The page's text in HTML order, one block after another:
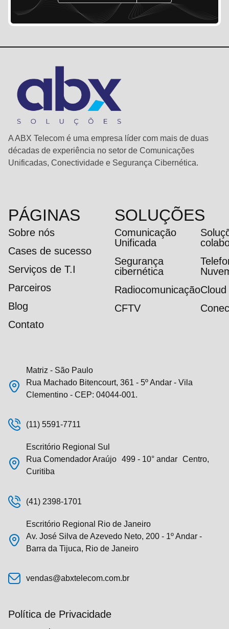
A ABX Telecom é uma empresa líder com mais de duas
décadas de experiência no setor de Comunicações
Unificadas, Conectividade e Segurança Cibernética.
PÁGINAS
Sobre nós
Cases de sucesso
Serviços de T.I
Parceiros
Blog
Contato
SOLUÇÕES
Comunicação
Unificada
Segurança
cibernética
RadiocomunicaçãoCloud
CFTV
Matriz - São Paulo
Rua Machado Bitencourt, 361 - 5º Andar - Vila
Clementino - CEP: 04044-001.
(11) 5591-7711
Escritório Regional Sul
Rua Comendador Araújo 499 - 10° andar Centro,
Curitiba
(41) 2398-1701
Escritório Regional Rio de Janeiro
Av. José Silva de Azevedo Neto, 200 - 1º Andar -
Barra da Tijuca, Rio de Janeiro
vendas@abxtelecom.com.br
Política de Privacidade